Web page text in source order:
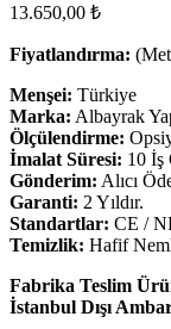
13.650,00 ₺
Fiyatlandırma:
Menşei: Türkiye
Marka: Albayrak
Ölçülendirme:
İmalat Süresi: 10 İş
Gönderim: Alıcı
Garanti: 2 Yıldır.
Standartlar: CE /
Temizlik: Hafif
Fabrika Teslim
İstanbul Dışı